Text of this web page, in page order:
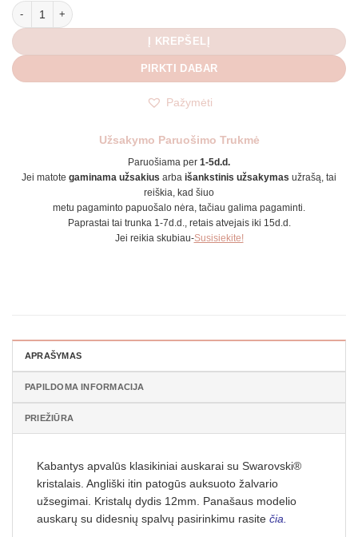
produkto kiekis: Kabantys klasikiniai auskarai
Į KREPŠELĮ
PIRKTI DABAR
Pažymėti
Užsakymo Paruošimo Trukmė
Paruošiama per 1-5d.d.
Jei matote gaminama užsakius arba išankstinis užsakymas užrašą, tai
reiškia, kad šiuo
metu pagaminto papuošalo nėra, tačiau galima pagaminti.
Paprastai tai trunka 1-7d.d., retais atvejais iki 15d.d.
Jei reikia skubiau-Susisiekite!
APRAŠYMAS
PAPILDOMA INFORMACIJA
PRIEŽIŪRA
Kabantys apvalūs klasikiniai auskarai su Swarovski®
kristalais. Angliški itin patogūs auksuoto žalvario
užsegimai. Kristalų dydis 12mm. Panašaus modelio
auskarų su didesnių spalvų pasirinkimu rasite čia